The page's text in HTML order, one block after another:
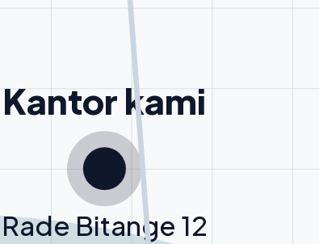
Kantor kami
Rade Bitange 12